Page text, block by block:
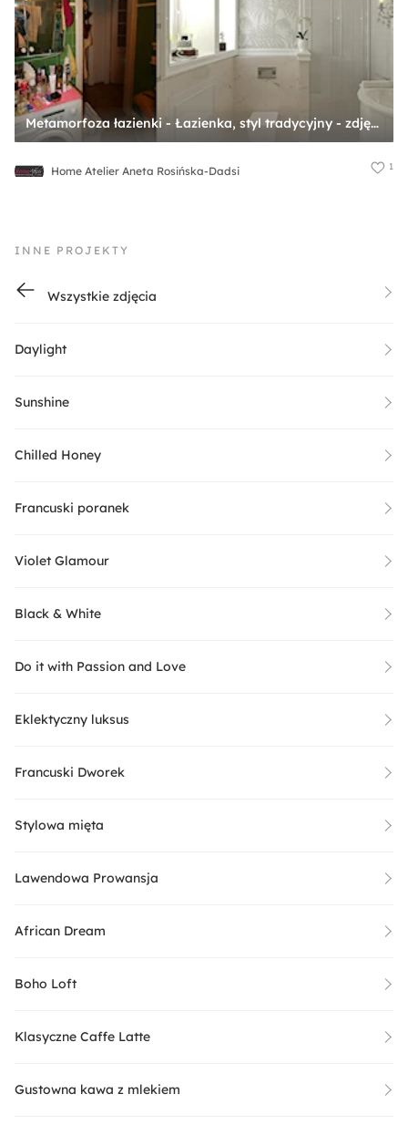
Metamorfoza łazienki - Łazienka, styl tradycyjny - zdjęcie od Home Atelier Aneta Rosińska-Dadsi
Home Atelier Aneta Rosińska-Dadsi 1
INNE PROJEKTY
Wszystkie zdjęcia
Daylight
Sunshine
Chilled Honey
Francuski poranek
Violet Glamour
Black & White
Do it with Passion and Love
Eklektyczny luksus
Francuski Dworek
Stylowa mięta
Lawendowa Prowansja
African Dream
Boho Loft
Klasyczne Caffe Latte
Gustowna kawa z mlekiem